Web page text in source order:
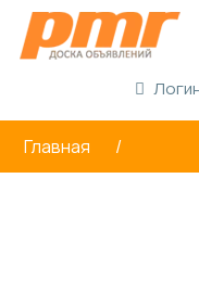
Главная